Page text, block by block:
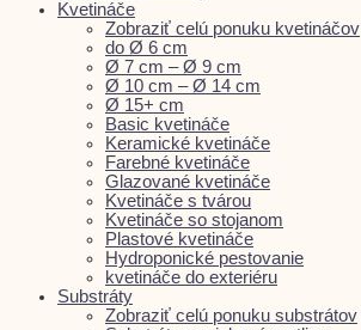
Kvetináče
Zobraziť celú ponuku kvetináčov
do Ø 6 cm
Ø 7 cm – Ø 9 cm
Ø 10 cm – Ø 14 cm
Ø 15+ cm
Basic kvetináče
Keramické kvetináče
Farebné kvetináče
Glazované kvetináče
Kvetináče s tvárou
Kvetináče so stojanom
Plastové kvetináče
Hydroponické pestovanie
kvetináče do exteriéru
Substráty
Zobraziť celú ponuku substrátov